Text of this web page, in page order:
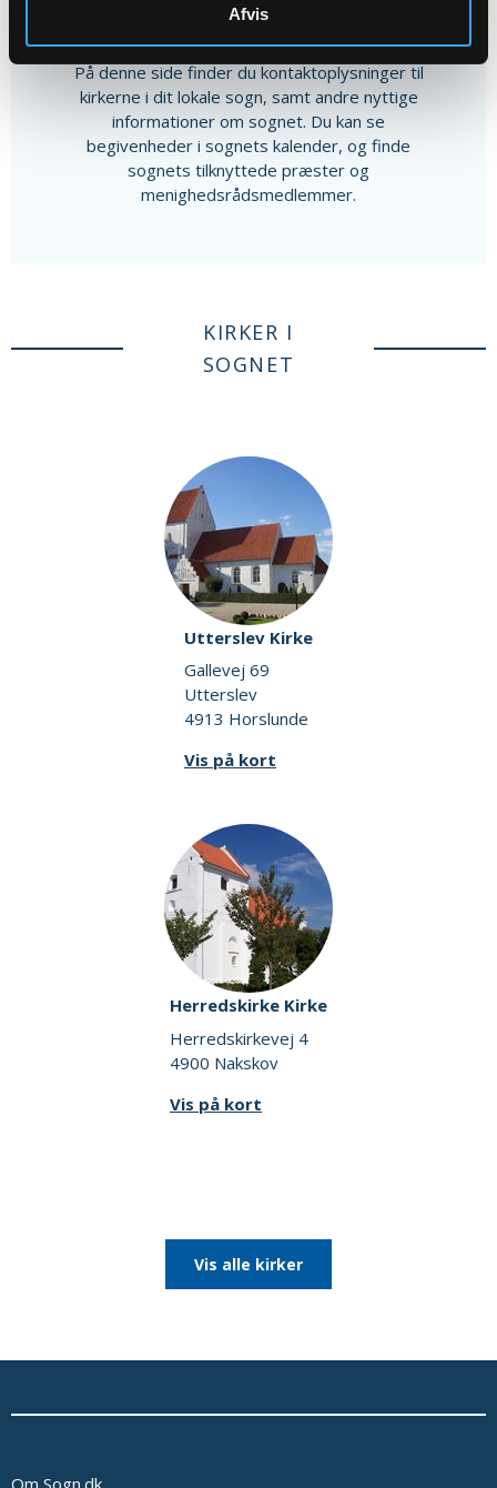
Afvis
Andet indhold
På denne side finder du kontaktoplysninger til
kirkerne i dit lokale sogn, samt andre nyttige
informationer om sognet. Du kan se
begivenheder i sognets kalender, og finde
sognets tilknyttede præster og
menighedsrådsmedlemmer.
KIRKER I
SOGNET
Utterslev Kirke
Gallevej 69
Utterslev
4913 Horslunde
Vis på kort
Herredskirke Kirke
Herredskirkevej 4
4900 Nakskov
Vis på kort
Vis alle kirker
Om Sogn.dk